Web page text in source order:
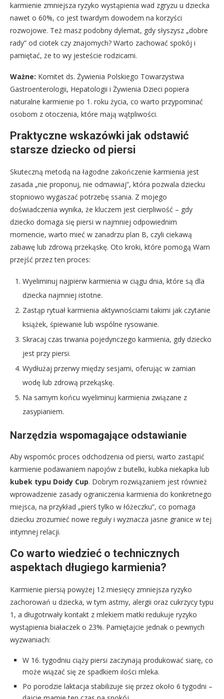
karmienie zmniejsza ryzyko wystąpienia wad zgryzu u dziecka
nawet o 60%, co jest twardym dowodem na korzyści
rozwojowe. Też masz podobny dylemat, gdy słyszysz „dobre
rady” od ciotek czy znajomych? Warto zachować spokój i
pamiętać, że to wy jesteście rodzicami.
Ważne: Komitet ds. Żywienia Polskiego Towarzystwa
Gastroenterologii, Hepatologii i Żywienia Dzieci popiera
naturalne karmienie po 1. roku życia, co warto przypominać
osobom z otoczenia, które mają wątpliwości.
Praktyczne wskazówki jak odstawić
starsze dziecko od piersi
Skuteczną metodą na łagodne zakończenie karmienia jest
zasada „nie proponuj, nie odmawiaj”, która pozwala dziecku
stopniowo wygaszać potrzebę ssania. Z mojego
doświadczenia wynika, że kluczem jest cierpliwość – gdy
dziecko domaga się piersi w najmniej odpowiednim
momencie, warto mieć w zanadrzu plan B, czyli ciekawą
zabawę lub zdrową przekąskę. Oto kroki, które pomogą Wam
przejść przez ten proces:
Wyeliminuj najpierw karmienia w ciągu dnia, które są dla
dziecka najmniej istotne.
Zastąp rytuał karmienia aktywnościami takimi jak czytanie
książek, śpiewanie lub wspólne rysowanie.
Skracaj czas trwania pojedynczego karmienia, gdy dziecko
jest przy piersi.
Wydłużaj przerwy między sesjami, oferując w zamian
wodę lub zdrową przekąskę.
Na samym końcu wyeliminuj karmienia związane z
zasypianiem.
Narzędzia wspomagające odstawianie
Aby wspomóc proces odchodzenia od piersi, warto zastąpić
karmienie podawaniem napojów z butelki, kubka niekapka lub
kubek typu Doidy Cup. Dobrym rozwiązaniem jest również
wprowadzenie zasady ograniczenia karmienia do konkretnego
miejsca, na przykład „pierś tylko w łóżeczku”, co pomaga
dziecku zrozumieć nowe reguły i wyznacza jasne granice w tej
intymnej relacji.
Co warto wiedzieć o technicznych
aspektach długiego karmienia?
Karmienie piersią powyżej 12 miesięcy zmniejsza ryzyko
zachorowań u dziecka, w tym astmy, alergii oraz cukrzycy typu
1, a długotrwały kontakt z mlekiem matki redukuje ryzyko
wystąpienia białaczek o 23%. Pamiętajcie jednak o pewnych
wyzwaniach:
W 16. tygodniu ciąży piersi zaczynają produkować siarę, co
może wiązać się ze spadkiem ilości mleka.
Po porodzie laktacja stabilizuje się przez około 6 tygodni –